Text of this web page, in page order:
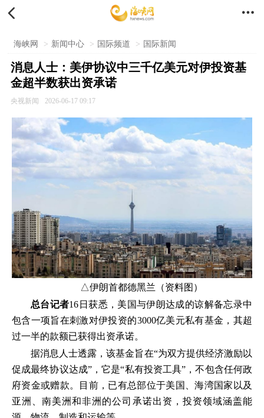
 
海峡网 > 新闻中心 > 国际频道 > 国际新闻
消息人士：美伊协议中三千亿美元对伊投资基
金超半数获出资承诺
央视新闻 2026-06-17 09:17
△伊朗首都德黑兰（资料图）
总台记者16日获悉，美国与伊朗达成的谅解备忘录中
包含一项旨在刺激对伊投资的3000亿美元私有基金，其超
过一半的款额已获得出资承诺。
据消息人士透露，该基金旨在“为双方提供经济激励以
促成最终协议达成”，它是“私有投资工具”，不包含任何政
府资金或赠款。目前，已有总部位于美国、海湾国家以及
亚洲、南美洲和非洲的公司承诺出资，投资领域涵盖能